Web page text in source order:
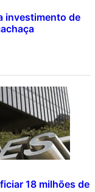
investimento de
18 milhões de